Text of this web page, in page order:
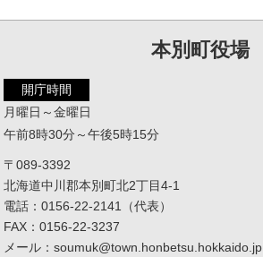
本別町役場
開庁時間
月曜日～金曜日
午前8時30分～午後5時15分
〒089-3392
北海道中川郡本別町北2丁目4-1
電話：0156-22-2141（代表）
FAX：0156-22-3237
メール：soumuk@town.honbetsu.hokkaido.jp